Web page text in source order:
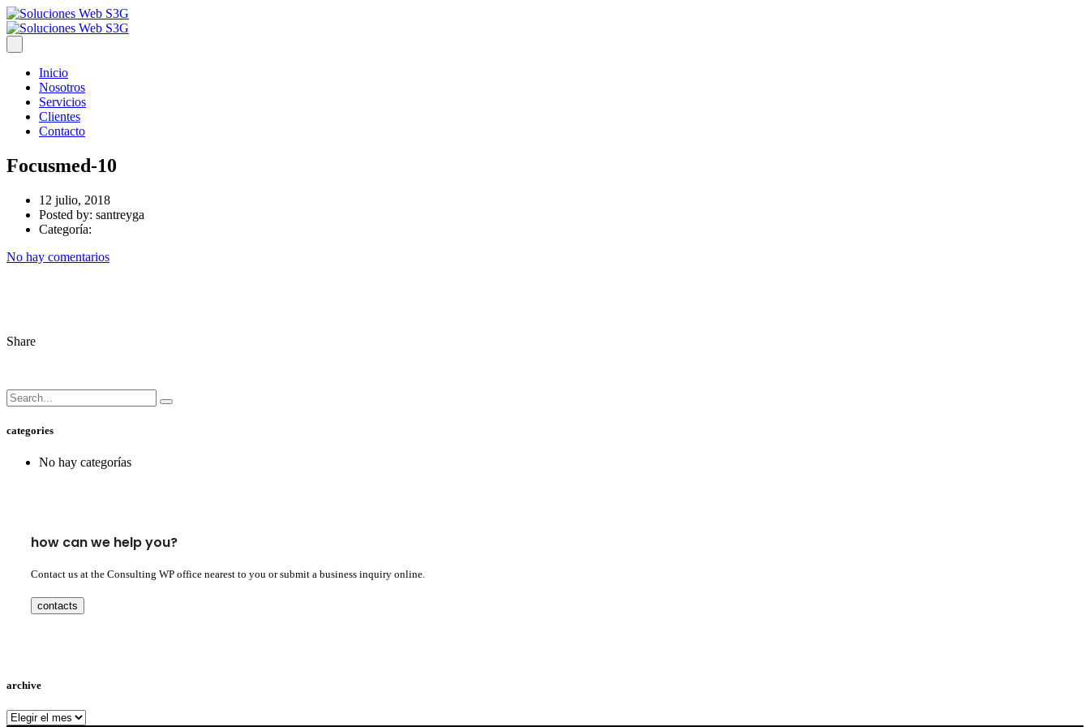
Inicio
Nosotros
Servicios
Clientes
Contacto
Focusmed-10
12 julio, 2018
Posted by: santreyga
Categoría:
No hay comentarios
Share
categories
No hay categorías
how can we help you?
Contact us at the Consulting WP office nearest to you or submit a business inquiry online.
contacts
archive
archive